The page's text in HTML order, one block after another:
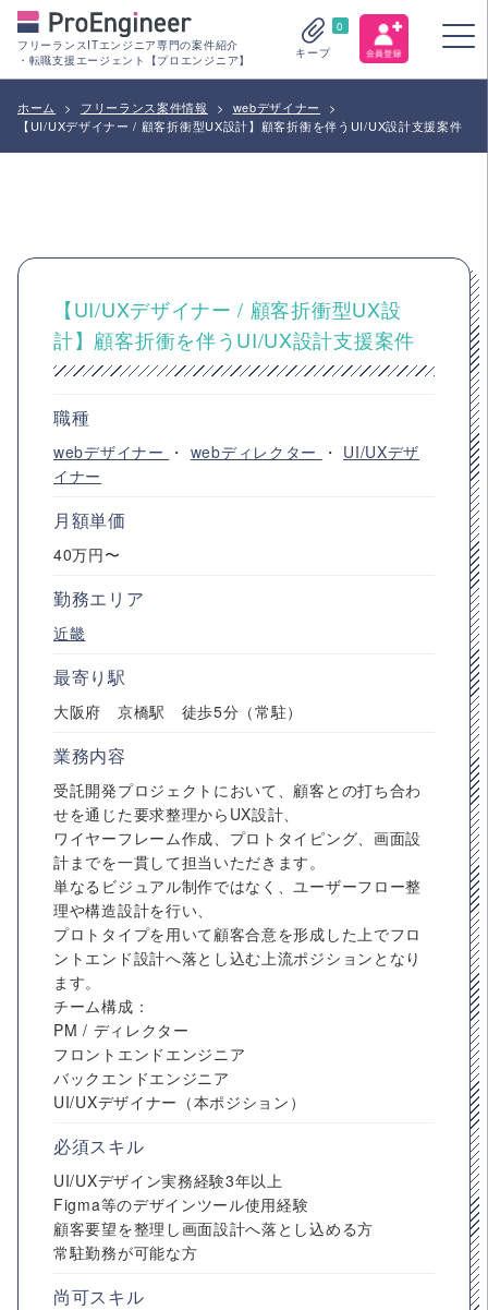
フリーランスITエンジニア専門の案件紹介
・転職支援エージェント【プロエンジニア】
0
キープ
ホーム > フリーランス案件情報 > webデザイナー
>
【UI/UXデザイナー / 顧客折衝型UX設計】顧客折衝を伴うUI/UX設計支援案件
【UI/UXデザイナー / 顧客折衝型UX設
計】顧客折衝を伴うUI/UX設計支援案件
職種
webデザイナー ・ webディレクター ・ UI/UXデザ
イナー
月額単価
40万円〜
勤務エリア
近畿
最寄り駅
大阪府 京橋駅 徒歩5分（常駐）
業務内容
受託開発プロジェクトにおいて、顧客との打ち合わ
せを通じた要求整理からUX設計、
ワイヤーフレーム作成、プロトタイピング、画面設
計までを一貫して担当いただきます。
単なるビジュアル制作ではなく、ユーザーフロー整
理や構造設計を行い、
プロトタイプを用いて顧客合意を形成した上でフロ
ントエンド設計へ落とし込む上流ポジションとなり
ます。
チーム構成：
PM / ディレクター
フロントエンドエンジニア
バックエンドエンジニア
UI/UXデザイナー（本ポジション）
必須スキル
UI/UXデザイン実務経験3年以上
Figma等のデザインツール使用経験
顧客要望を整理し画面設計へ落とし込める方
常駐勤務が可能な方
尚可スキル